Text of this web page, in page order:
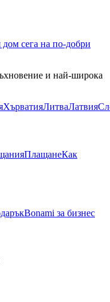
сега на по-добри
и най-широка
ХърватияЛитваЛатвия
ПлащанеКак
Bonami за бизнес